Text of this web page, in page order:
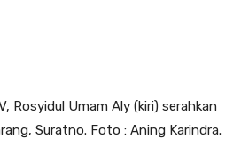
Rosyidul Umam Aly (kiri) serahkan
Suratno. Foto : Aning Karindra.